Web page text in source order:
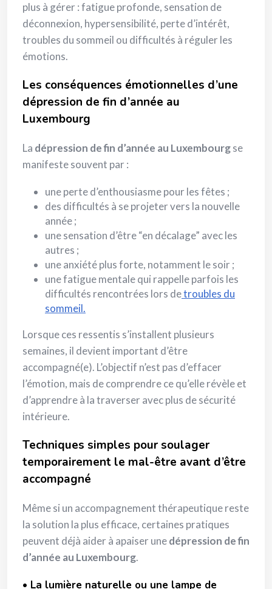
plus à gérer : fatigue profonde, sensation de
déconnexion, hypersensibilité, perte d’intérêt,
troubles du sommeil ou difficultés à réguler les
émotions.
Les conséquences émotionnelles d’une
dépression de fin d’année au
Luxembourg
La dépression de fin d’année au Luxembourgse
manifeste souvent par :
une perte d’enthousiasme pour les fêtes ;
des difficultés à se projeter vers la nouvelle
année ;
une sensation d’être “en décalage” avec les
autres ;
une anxiété plus forte, notamment le soir ;
une fatigue mentale qui rappelle parfois les
difficultés rencontrées lors detroubles du
sommeil.
Lorsque ces ressentis s’installent plusieurs
semaines, il devient important d’être
accompagné(e). L’objectif n’est pas d’effacer
l’émotion, mais de comprendre ce qu’elle révèle et
d’apprendre à la traverser avec plus de sécurité
intérieure.
Techniques simples pour soulager
temporairement le mal-être avant d’être
accompagné
Même si un accompagnement thérapeutique reste
la solution la plus efficace, certaines pratiques
peuvent déjà aider à apaiser unedépression de fin
d’année au Luxembourg.
• La lumière naturelle ou une lampe de